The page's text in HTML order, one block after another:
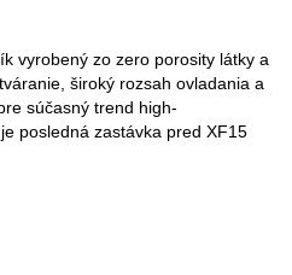
vyrobený zo zero porosity látky a
široký rozsah ovladania a
súčasný trend high-
posledná zastávka pred XF15